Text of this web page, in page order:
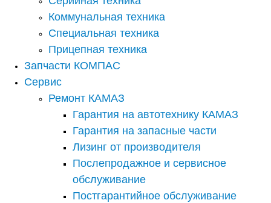
Коммунальная техника
Специальная техника
Прицепная техника
Запчасти КОМПАС
Сервис
Ремонт КАМАЗ
Гарантия на автотехнику КАМАЗ
Гарантия на запасные части
Лизинг от производителя
Послепродажное и сервисное
обслуживание
Постгарантийное обслуживание